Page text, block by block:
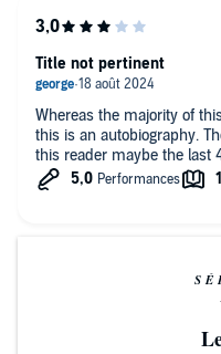
Whereas the majority of
this is an autobiography. The author is no doubt a hero but to
this reader maybe the last
Title not pertinent